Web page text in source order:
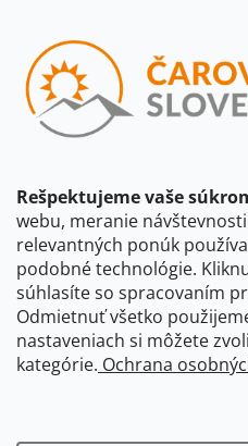
Rešpektujeme vaše
webu, meranie
relevantných ponúk
podobné technológie.
súhlasíte so spracovaním
Odmietnuť všetko
nastaveniach si môžete
kategórie. Ochrana
Vložením e-mailu súhlasíte s
údajov
Beriem na vedomie, že adresa
údajov dostupnými na tejto
Prihlásiť sa
CBS Slovensko CBS Česko